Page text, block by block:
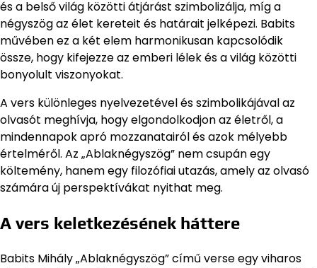
és a belső világ közötti átjárást szimbolizálja, míg a
négyszög az élet kereteit és határait jelképezi. Babits
művében ez a két elem harmonikusan kapcsolódik
össze, hogy kifejezze az emberi lélek és a világ közötti
bonyolult viszonyokat.
A vers különleges nyelvezetével és szimbolikájával az
olvasót meghívja, hogy elgondolkodjon az életről, a
mindennapok apró mozzanatairól és azok mélyebb
értelméről. Az „Ablaknégyszög” nem csupán egy
költemény, hanem egy filozófiai utazás, amely az olvasó
számára új perspektívákat nyithat meg.
A vers keletkezésének háttere
Babits Mihály „Ablaknégyszög” című verse egy viharos